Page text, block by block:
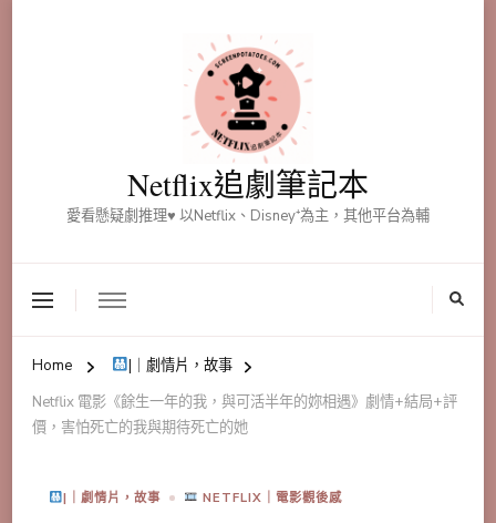
Netflix追劇筆記本
愛看懸疑劇推理♥ 以Netflix、Disney⁺為主，其他平台為輔
Home
|｜劇情片，故事
Netflix 電影《餘生一年的我，與可活半年的妳相遇》劇情+結局+評
價，害怕死亡的我與期待死亡的她
|｜劇情片，故事 NETFLIX｜電影觀後感